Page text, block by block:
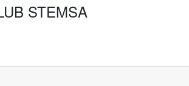
STEMSA